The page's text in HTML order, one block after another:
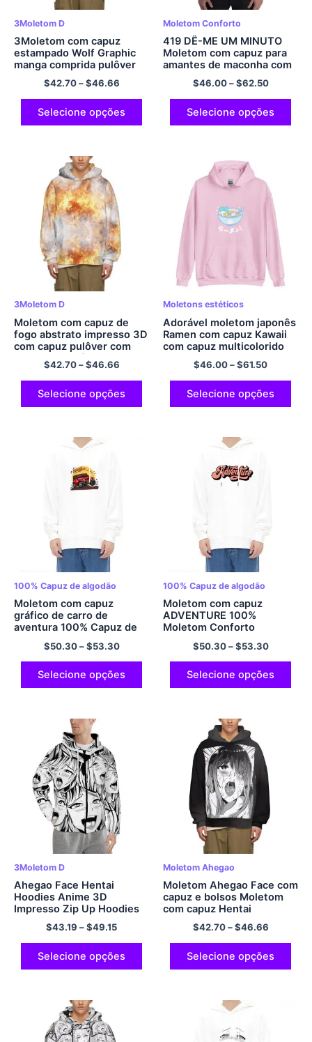
3Moletom D
3Moletom com capuz
estampado Wolf Graphic
manga comprida pulôver
com capuz
$42.70–$46.66
Selecione opções
Moletom Conforto
419 DÊ-ME UM MINUTO
Moletom com capuz para
amantes de maconha com
capuz multicolorido
$46.00–$62.50
Selecione opções
3Moletom D
Moletom com capuz de
fogo abstrato impresso 3D
com capuz pulôver com
capuz de poliéster
$42.70–$46.66
Selecione opções
Moletons estéticos
Adorável moletom japonês
Ramen com capuz Kawaii
com capuz multicolorido
$46.00–$61.50
Selecione opções
100% Capuz de algodão
Moletom com capuz
gráfico de carro de
aventura 100% Capuz de
algodão multicolorido
$50.30–$53.30
Selecione opções
100% Capuz de algodão
Moletom com capuz
ADVENTURE 100%
Moletom Conforto
Multicolorido
$50.30–$53.30
Selecione opções
3Moletom D
Ahegao Face Hentai
Hoodies Anime 3D
Impresso Zip Up Hoodies
Moletom com Capuz de
Poliéster
$43.19 –$49.15
Selecione opções
Moletom Ahegao
Moletom Ahegao Face com
capuz e bolsos Moletom
com capuz Hentai
$42.70–$46.66
Selecione opções